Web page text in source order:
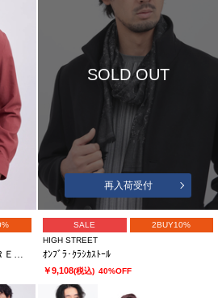
HIGH STREET∴ＵＲＢＡＮ ＢＲＥＥＺＥカッタウェイシャツ
SOLD OUT
再入荷受付
SALE
2BUY10%
HIGH STREET
ｵﾝﾌﾞﾗ･ｸﾗｼｶｽﾄｰﾙ
￥9,108(税込) 40%OFF